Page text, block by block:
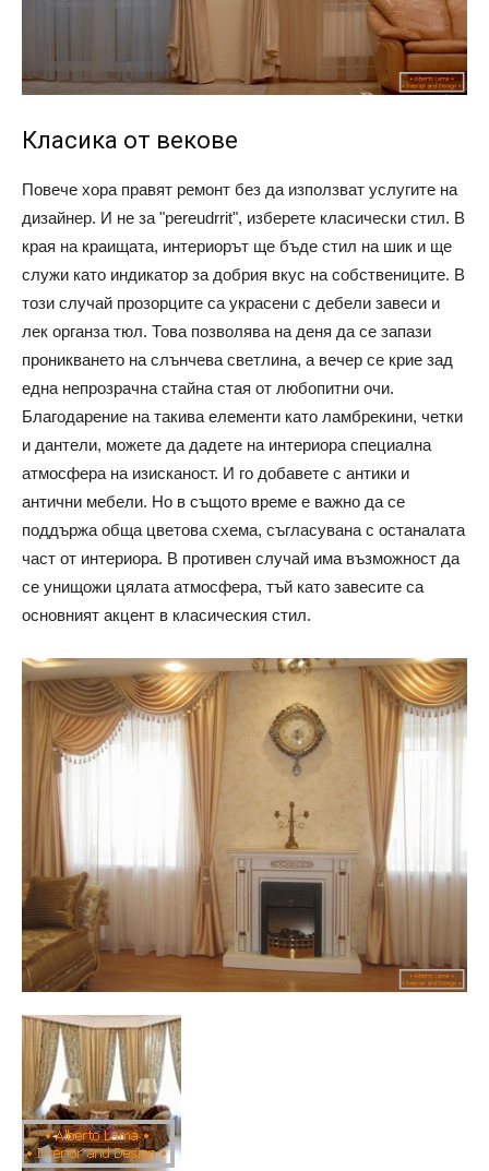
Класика от векове
Повече хора правят ремонт без да използват услугите на
дизайнер. И не за "pereudrrit", изберете класически стил. В
края на краищата, интериорът ще бъде стил на шик и ще
служи като индикатор за добрия вкус на собствениците. В
този случай прозорците са украсени с дебели завеси и
лек органза тюл. Това позволява на деня да се запази
проникването на слънчева светлина, а вечер се крие зад
една непрозрачна стайна стая от любопитни очи.
Благодарение на такива елементи като ламбрекини, четки
и дантели, можете да дадете на интериора специална
атмосфера на изисканост. И го добавете с антики и
антични мебели. Но в същото време е важно да се
поддържа обща цветова схема, съгласувана с останалата
част от интериора. В противен случай има възможност да
се унищожи цялата атмосфера, тъй като завесите са
основният акцент в класическия стил.